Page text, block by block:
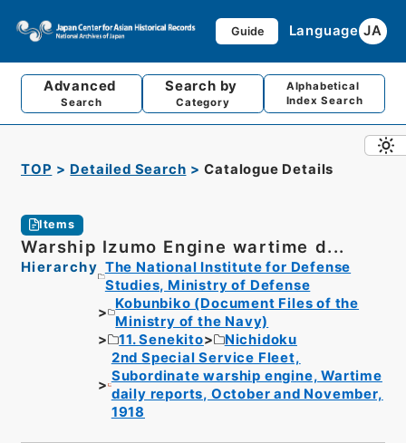
Guide Language JA
Advanced
Search
Search by
Category
Alphabetical
Index Search
TOP Detailed Search Catalogue Details
Items
Warship Izumo Engine wartime d...
Hierarchy The National Institute for Defense
Studies, Ministry of Defense
Kobunbiko (Document Files of the
Ministry of the Navy)
11. Senekito
Nichidoku
2nd Special Service Fleet,
Subordinate warship engine, Wartime
daily reports, October and November,
1918